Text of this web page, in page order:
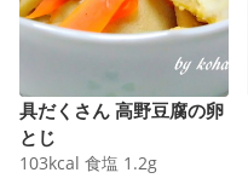
具だくさん 高野豆腐の卵
とじ
103kcal 食塩 1.2g